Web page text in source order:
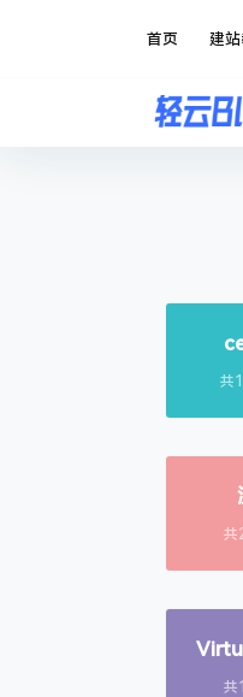
首页 建
共
共
共